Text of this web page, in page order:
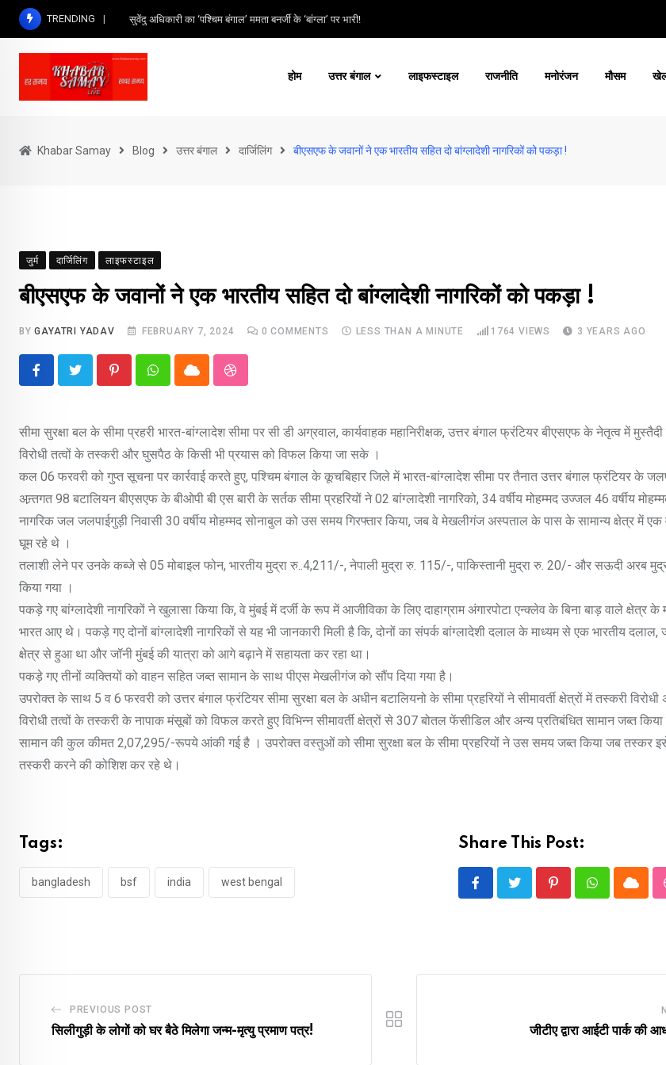
Skip
content
TRENDING सुवेंदु अधिकारी का ‘पश्चिम बंगाल’ ममता बनर्जी के ‘बांग्ला’ पर भारी!
होम उत्तर बंगाल लाइफस्टाइल राजनीति मनोरंजन मौसम
Khabar Samay Blog उत्तर बंगाल दार्जिलिंग बीएसएफ के जवानों ने एक भारतीय सहित दो बांग्लादेशी नागरिकों को पकड़ा !
जुर्म दार्जिलिंग लाइफस्टाइल
बीएसएफ के जवानों ने एक भारतीय सहित दो बांग्लादेशी नागरिकों को पकड़ा !
BYGAYATRI YADAV FEBRUARY 7, 2024 0 COMMENTS LESS THAN A MINUTE 1764 VIEWS 3 YEARS AGO
PinterestWhatsappCloud StumbleUpon
सीमा सुरक्षा बल के सीमा प्रहरी भारत-बांग्लादेश सीमा पर सी डी अग्रवाल, कार्यवाहक महानिरीक्षक, उत्तर बंगाल फ्रंटियर बीएसएफ के नेतृत्व में
विरोधी तत्वों के तस्करी और घुसपैठ के किसी भी प्रयास को विफल किया जा सके ।
कल 06 फरवरी को गुप्त सूचना पर कार्रवाई करते हुए, पश्चिम बंगाल के कूचबिहार जिले में भारत-बांग्लादेश सीमा पर तैनात उत्तर बंगाल फ्रंटियर के
अन्र्तगत 98 बटालियन बीएसएफ के बीओपी बी एस बारी के सर्तक सीमा प्रहरियों ने 02 बांग्लादेशी नागरिको, 34 वर्षीय मोहम्मद उज्जल 46 वर्षीय
नागरिक जल जलपाईगुड़ी निवासी 30 वर्षीय मोहम्मद सोनाबुल को उस समय गिरफ्तार किया, जब वे मेखलीगंज अस्पताल के पास के सामान्य क्षेत्र में
घूम रहे थे ।
तलाशी लेने पर उनके कब्जे से 05 मोबाइल फोन, भारतीय मुद्रा रु..4,211/-, नेपाली मुद्रा रु. 115/-, पाकिस्तानी मुद्रा रु. 20/- और सऊदी अरब
किया गया ।
पकड़े गए बांग्लादेशी नागरिकों ने खुलासा किया कि, वे मुंबई में दर्जी के रूप में आजीविका के लिए दाहाग्राम अंगारपोटा एन्क्लेव के बिना बाड़ वाले क्षेत्र के
भारत आए थे। पकड़े गए दोनों बांग्लादेशी नागरिकों से यह भी जानकारी मिली है कि, दोनों का संपर्क बांग्लादेशी दलाल के माध्यम से एक भारतीय दलाल,
क्षेत्र से हुआ था और जॉनी मुंबई की यात्रा को आगे बढ़ाने में सहायता कर रहा था।
पकड़े गए तीनों व्यक्तियों को वाहन सहित जब्त सामान के साथ पीएस मेखलीगंज को सौंप दिया गया है।
उपरोक्त के साथ 5 व 6 फरवरी को उत्तर बंगाल फ्रंटियर सीमा सुरक्षा बल के अधीन बटालियनो के सीमा प्रहरियों ने सीमावर्ती क्षेत्रों में तस्करी विरोधी
विरोधी तत्वों के तस्करी के नापाक मंसूबों को विफल करते हुए विभिन्न सीमावर्ती क्षेत्रों से 307 बोतल फेंसीडिल और अन्य प्रतिबंधित सामान जब्त
सामान की कुल कीमत 2,07,295/-रूपये आंकी गई है । उपरोक्त वस्तुओं को सीमा सुरक्षा बल के सीमा प्रहरियों ने उस समय जब्त किया जब तस्कर
तस्करी करने की कोशिश कर रहे थे।
Tags:
bangladesh bsf india west bengal
Share This Post:
PinterestWhatsappCloud
PREVIOUS POST
सिलीगुड़ी के लोगों को घर बैठे मिलेगा जन्म-मृत्यु प्रमाण पत्र! जीटीए द्वारा आईटी पार्क की